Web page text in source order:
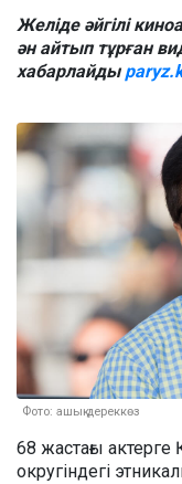
Желіде әйгілі
ән айтып тұрған
хабарлайды
Фото: ашық дереккөз
68 жастағы
округіндегі